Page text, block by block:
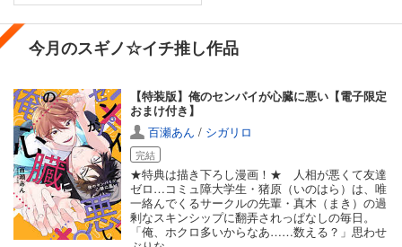
今月のスギノ☆イチ推し作品
【特装版】俺のセンパイが心臓に悪い【電子限定
おまけ付き】
百瀬あん / シガリロ
完結
★特典は描き下ろし漫画！★ 人相が悪くて友達
ゼロ…コミュ障大学生・猪原（いのはら）は、唯
一絡んでくるサークルの先輩・真木（まき）の過
剰なスキンシップに翻弄されっぱなしの毎日。
「俺、ホクロ多いからなあ……数える？」思わせ